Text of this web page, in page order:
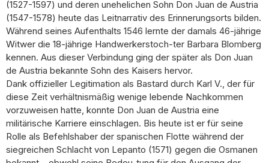
(1527-1597) und deren unehelichen Sohn Don Juan de Austria
(1547-1578) heute das Leitnarrativ des Erinnerungsorts bilden.
Während seines Aufenthalts 1546 lernte der damals 46-jährige
Witwer die 18-jährige Handwerkerstoch-ter Barbara Blomberg
kennen. Aus dieser Verbindung ging der später als Don Juan
de Austria bekannte Sohn des Kaisers hervor.
Dank offizieller Legitimation als Bastard durch Karl V., der für
diese Zeit verhältnismäßig wenige lebende Nachkommen
vorzuweisen hatte, konnte Don Juan de Austria eine
militärische Karriere einschlagen. Bis heute ist er für seine
Rolle als Befehlshaber der spanischen Flotte während der
siegreichen Schlacht von Lepanto (1571) gegen die Osmanen